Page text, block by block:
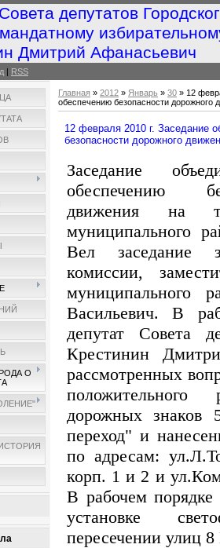
депутатов
Дмитрий Афанасьевич
| RSS
О
Главная » 2012 » Январь » 30 » 12
обеспечению безопасности дорожного
12 февраля 2010 г. Заседание
безопасности дорожного
Заседание
обеспечению
движения на
муниципального
Вел заседание
комиссии,
муниципального
Васильевич. В
депутат Совета
Крестинин
рассмотренных
дорожных знаков
переход" и
по адресам:
корп. 1 и 2 и
В рабочем
установке
пересечении улиц